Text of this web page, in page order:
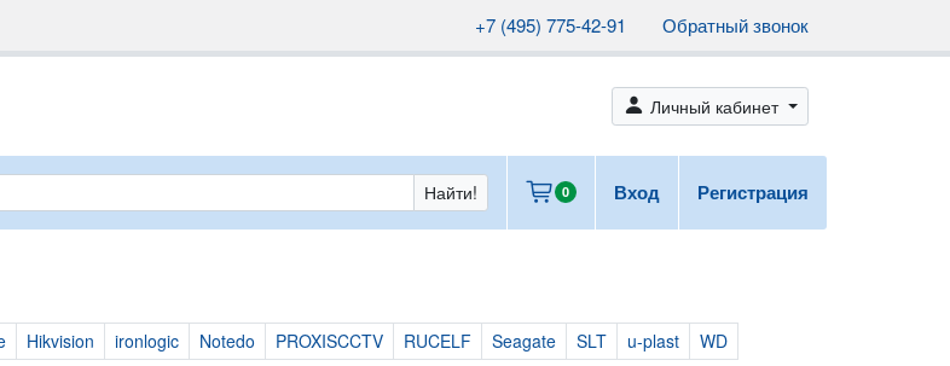
+7 (495) 775-42-91 Обратный звонок
person_fill Личный кабинет
Найти! cart 0 Вход Регистрация
Hikvision ironlogic Notedo PROXISCCTV RUCELF Seagate SLT u-plast
WD